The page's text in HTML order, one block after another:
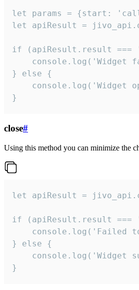
let params = {start:
let apiResult =
if (apiResult.result
console.log('Widget
} else {
console.log('Widget
}
close#
Using this method you can minimize the
let apiResult =
if (apiResult.result
console.log('Failed
} else {
console.log('Widget
}